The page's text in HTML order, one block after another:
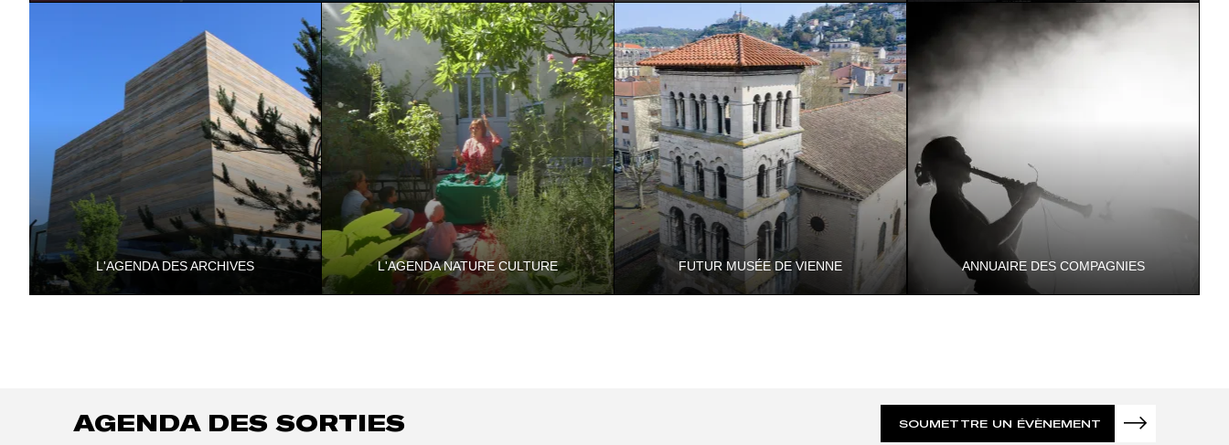
Les 5 & 6 septembre au Domaine de Vizille. Gratuit !
Riche patrimoine que celui de l'Isère !
D'une grande diversité, il est de longue
date l'objet d'une attention particulière …
L'AGENDA DES ARCHIVES L'AGENDA NATURE CULTURE FUTUR MUSÉE DE VIENNE ANNUAIRE DES COMPAGNIES
AGENDA DES SORTIES SOUMETTRE UN ÉVÈNEMENT